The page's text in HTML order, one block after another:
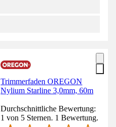
Trimmerfaden OREGON
Nylium Starline 3,0mm, 60m
Durchschnittliche Bewertung:
1 von 5 Sternen. 1 Bewertung.